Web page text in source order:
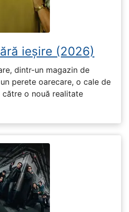
ieșire (2026)
dintr-un magazin de
perete oarecare, o cale de
o nouă realitate